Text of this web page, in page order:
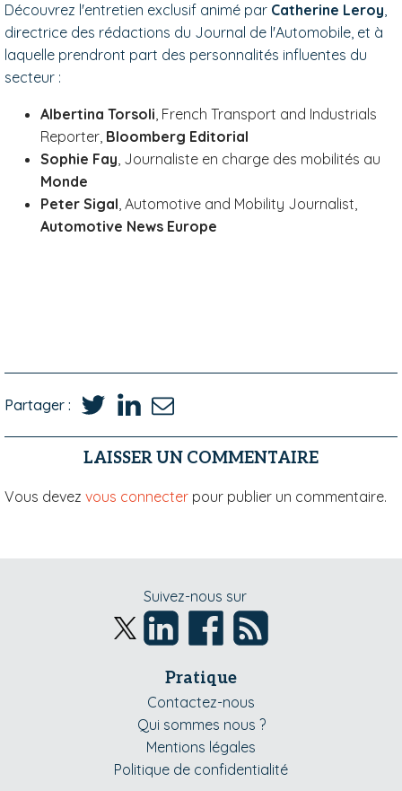
Découvrez l'entretien exclusif animé par Catherine Leroy,
directrice des rédactions du Journal de l'Automobile, et à
laquelle prendront part des personnalités influentes du
secteur :
Albertina Torsoli, French Transport and Industrials
Reporter, Bloomberg Editorial
Sophie Fay, Journaliste en charge des mobilités au
Monde
Peter Sigal, Automotive and Mobility Journalist,
Automotive News Europe
Partager :
LAISSER UN COMMENTAIRE
Vous devez vous connecter pour publier un commentaire.
Suivez-nous sur
Pratique
Contactez-nous
Qui sommes nous ?
Mentions légales
Politique de confidentialité